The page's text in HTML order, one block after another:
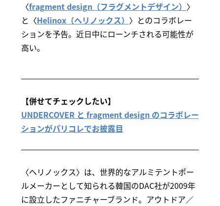
〈fragment design（フラグメントデザイン） 〉
と〈Helinox（ヘリノックス） 〉とのコラボレー
ションを予告。近日中にローンチされる可能性が
高い。
【併せてチェックしたい】
UNDERCOVER と fragment design のコラボレー
ションがパリコレでお披露目
〈ヘリノックス〉は、世界的なアルミテントポー
ルメーカーとして知られる韓国のDAC社が2009年
に設立したファニチャーブランド。アウトドア／